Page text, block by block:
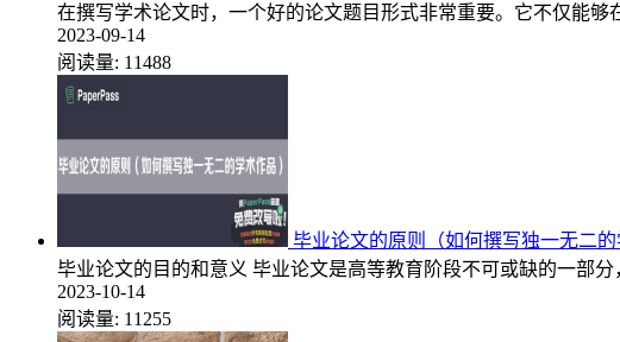
在撰写学术论文时，一个好的论文题目形式非常重要。它不仅能
2023-09-14
阅读量: 11488
毕业论文的原则（如何撰写独一无二的
毕业论文的目的和意义 毕业论文是高等教育阶段不可或缺的一部
2023-10-14
阅读量: 11255